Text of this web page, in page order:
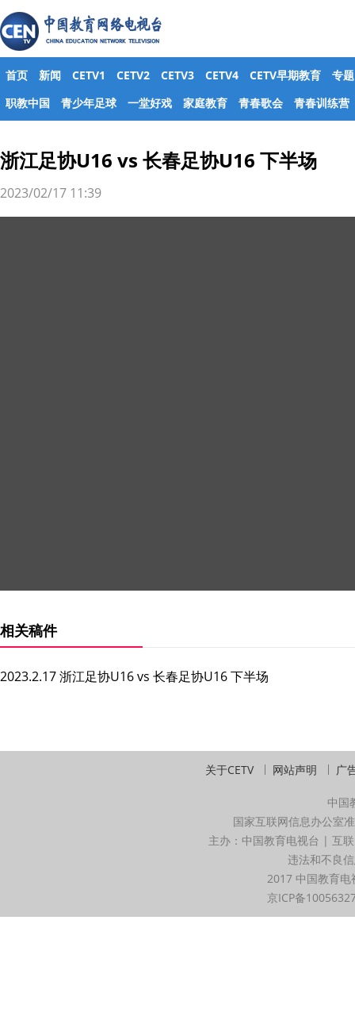
首页 新闻 CETV1 CETV2 CETV3 CETV4 CETV早期教育
专题
职教中国
青少年足球 一堂好戏 家庭教育 青春歌会 青春训练营
浙江足协U16 vs 长春足协U16 下半场
2023/02/17 11:39
相关稿件
2023.2.17 浙江足协U16 vs 长春足协U16 下半场
关于CETV 网站声明 广
中国
国家互联网信息办公室
主办：中国教育电视台 | 互
违法和不良
2017 中国教育
京ICP备